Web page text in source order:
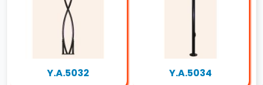
Y.A.5032 Y.A.5034